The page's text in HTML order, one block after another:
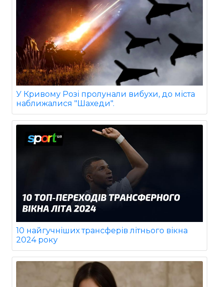
У Кривому Розі пролунали вибухи, до міста
наближалися "Шахеди".
10 найгучніших трансферів літнього вікна
2024 року